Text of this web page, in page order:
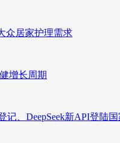
众居家护理需求
增长周期
、DeepSeek新API登陆